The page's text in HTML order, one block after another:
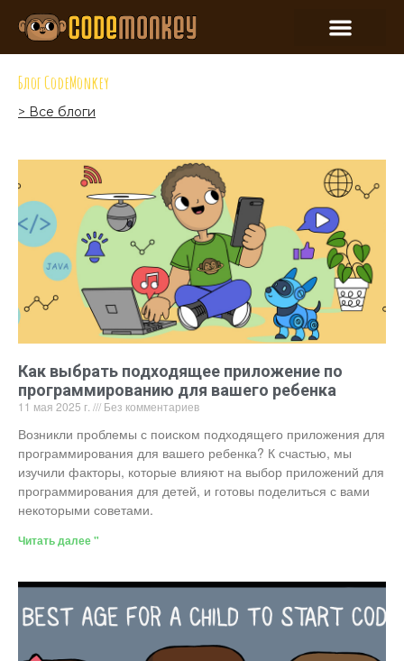
Блог CodeMonkey
> Все блоги
Как выбрать подходящее приложение по
программированию для вашего ребенка
11 мая 2025 г. Без комментариев
Возникли проблемы с поиском подходящего приложения для
программирования для вашего ребенка? К счастью, мы
изучили факторы, которые влияют на выбор приложений для
программирования для детей, и готовы поделиться с вами
некоторыми советами.
Читать далее "